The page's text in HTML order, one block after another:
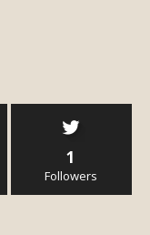
1
Followers